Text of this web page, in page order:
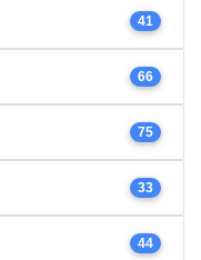
41
66
75
33
44